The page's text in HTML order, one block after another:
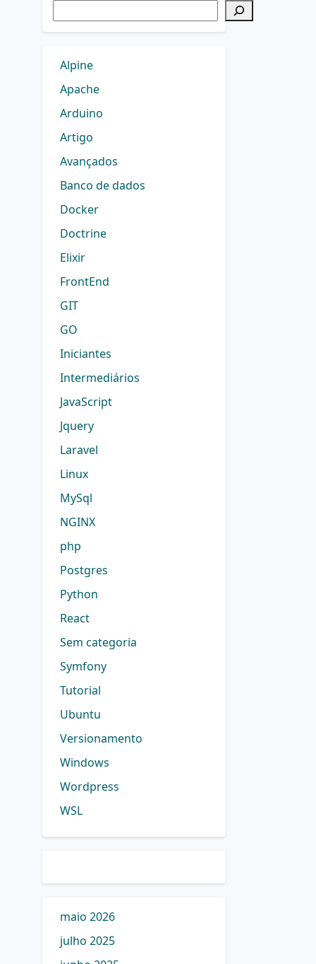
Alpine
Apache
Arduino
Artigo
Avançados
Banco de dados
Docker
Doctrine
Elixir
FrontEnd
GIT
GO
Iniciantes
Intermediários
JavaScript
Jquery
Laravel
Linux
MySql
NGINX
php
Postgres
Python
React
Sem categoria
Symfony
Tutorial
Ubuntu
Versionamento
Windows
Wordpress
WSL
maio 2026
julho 2025